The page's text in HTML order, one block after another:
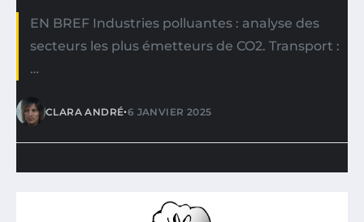
EN BREF Industries polluantes : analyse des
secteurs les plus émetteurs de CO2. Transport :
…
CLARA ANDRÉ•6 JANVIER 2025